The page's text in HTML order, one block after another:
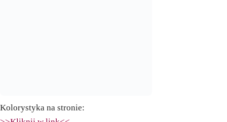
Kolorystyka na stronie: